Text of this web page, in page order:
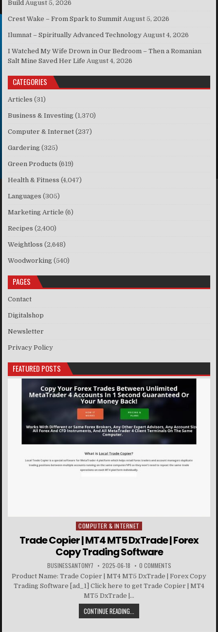
Build August 5, 2026
Crest Wake – From Spark to Summit August 5, 2026
Ilumnat – Spiritually Advanced Technology August 4, 2026
I Watched My Wife Drown in Our Bedroom – Then a Romanian
Salt Mine Saved Her Life August 4, 2026
CATEGORIES
Articles (31)
Business & Investing (1,370)
Computer & Internet (237)
Gardering (325)
Green Products (619)
Health & Fitness (4,047)
Languages (305)
Marketing Article (6)
Recipes (2,400)
Weightloss (2,648)
Woodworking (540)
PAGES
Contact
Digitalshop
Newsletter
Privacy Policy
FEATURED POSTS
Posted in
COMPUTER & INTERNET
Trade Copier | MT4 MT5 DxTrade | Forex
Copy Trading Software
BUSINESSANTONY7 2025-06-18 0 COMMENTS
Product Name: Trade Copier | MT4 MT5 DxTrade | Forex Copy
Trading Software [ad_1] Click here to get Trade Copier | MT4
MT5 DxTrade |...
CONTINUE READING...